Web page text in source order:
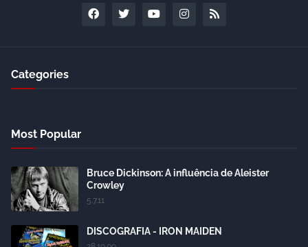
Categories
Most Popular
Bruce Dickinson: A influência de Aleister
Crowley
5.7.11
DISCOGRAFIA - IRON MAIDEN